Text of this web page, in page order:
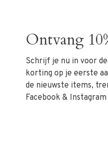
Ontvang
Schrijf je nu in voor
korting op je eerste
de nieuwste items,
Facebook &